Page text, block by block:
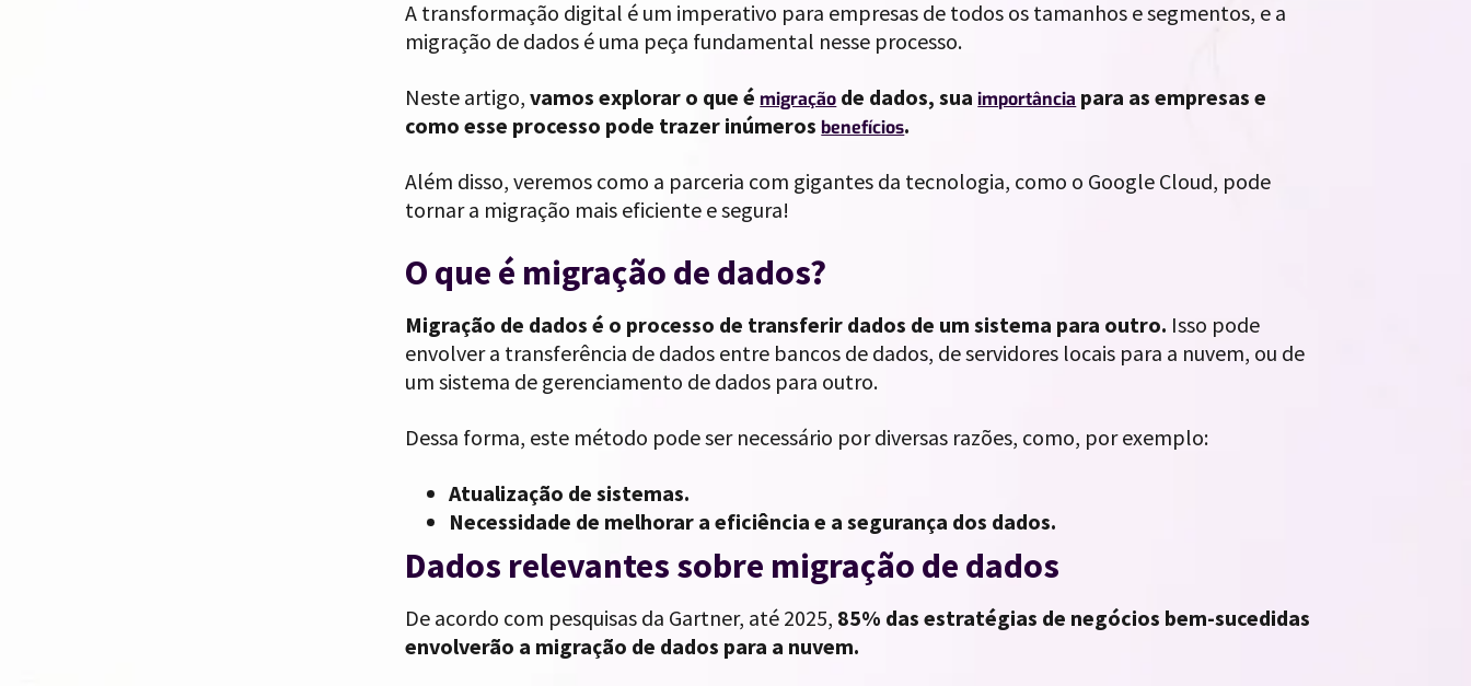
A transformação digital é um imperativo para empresas de todos os tamanhos e segmentos, e a
migração de dados é uma peça fundamental nesse processo.
Neste artigo,vamos explorar o que émigração de dados, suaimportância para as empresas e
como esse processo pode trazer inúmerosbenefícios.
Além disso, veremos como a parceria com gigantes da tecnologia, como o Google Cloud, pode
tornar a migração mais eficiente e segura!
O que é migração de dados?
Migração de dados é o processo de transferir dados de um sistema para outro. Isso pode
envolver a transferência de dados entre bancos de dados, de servidores locais para a nuvem, ou de
um sistema de gerenciamento de dados para outro.
Dessa forma, este método pode ser necessário por diversas razões, como, por exemplo:
Atualização de sistemas.
Necessidade de melhorar a eficiência e a segurança dos dados.
Dados relevantes sobre migração de dados
De acordo com pesquisas da Gartner, até 2025, 85% das estratégias de negócios bem-sucedidas
envolverão a migração de dados para a nuvem.